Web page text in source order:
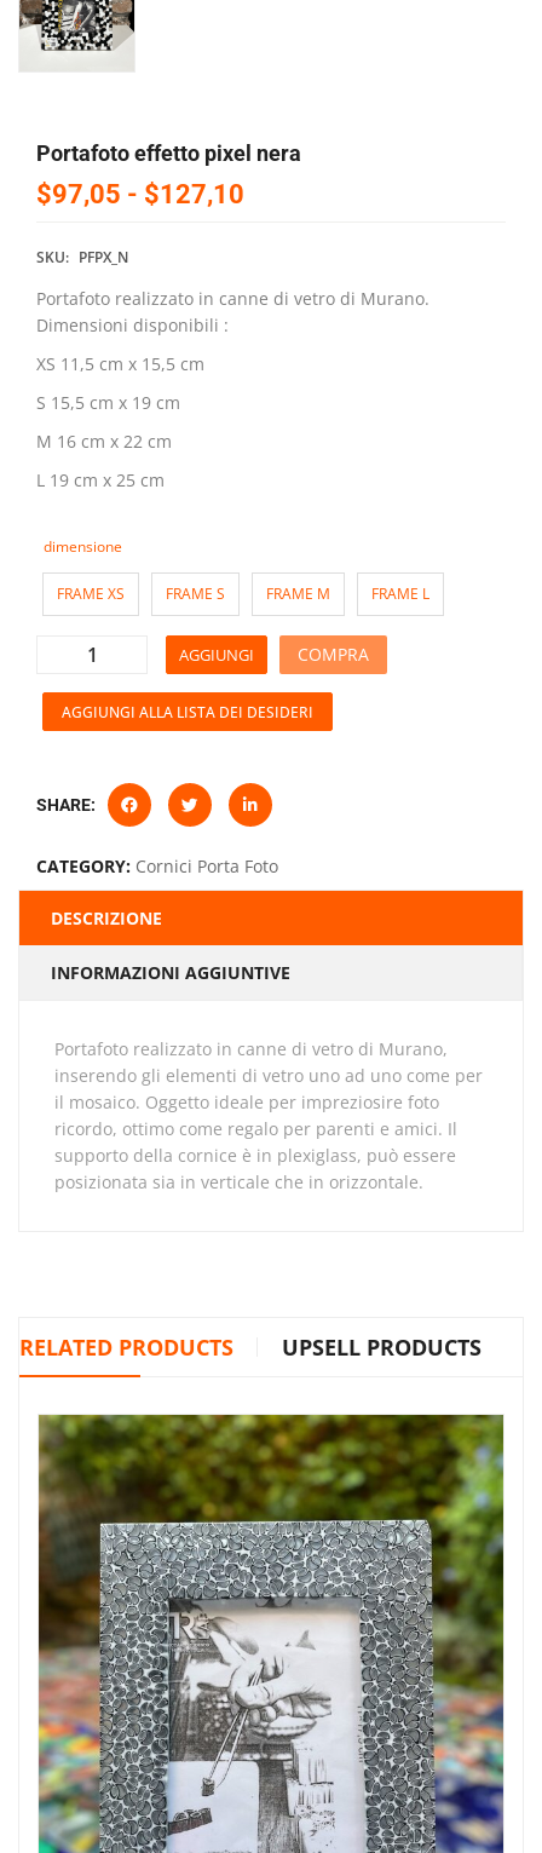
Portafoto effetto pixel nera
$97,05 - $127,10
SKU: PFPX_N
Portafoto realizzato in canne di vetro di Murano.
Dimensioni disponibili :
XS 11,5 cm x 15,5 cm
S 15,5 cm x 19 cm
M 16 cm x 22 cm
L 19 cm x 25 cm
dimensione
FRAME XS FRAME S FRAME M FRAME L
AGGIUNGI COMPRA
AGGIUNGI ALLA LISTA DEI DESIDERI
SHARE:
CATEGORY: Cornici Porta Foto
DESCRIZIONE
INFORMAZIONI AGGIUNTIVE
Portafoto realizzato in canne di vetro di Murano,
inserendo gli elementi di vetro uno ad uno come per
il mosaico. Oggetto ideale per impreziosire foto
ricordo, ottimo come regalo per parenti e amici. Il
supporto della cornice è in plexiglass, può essere
posizionata sia in verticale che in orizzontale.
RELATED PRODUCTS UPSELL PRODUCTS